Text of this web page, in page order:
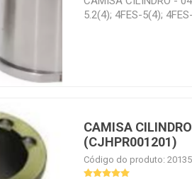
5.2(4); 4FES-5(4);
CAMISA
(CJHPR001201)
Código do produto: 20135